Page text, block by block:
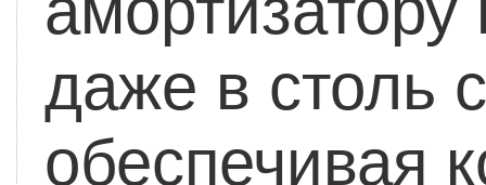
даже в столь
обеспечивая